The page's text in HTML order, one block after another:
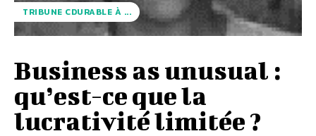
TRIBUNE CDURABLE À ...
Business as unusual :
qu’est-ce que la
lucrativité limitée ?